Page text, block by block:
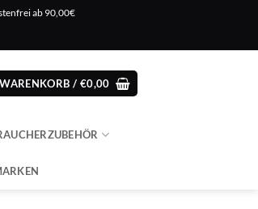
ab 90,00€
WARENKORB / €0,00